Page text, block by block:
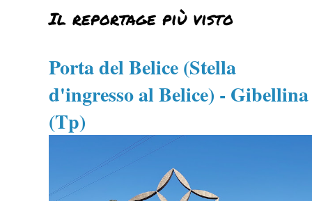
Il reportage più visto
Porta del Belice (Stella
d'ingresso al Belice) - Gibellina
(Tp)